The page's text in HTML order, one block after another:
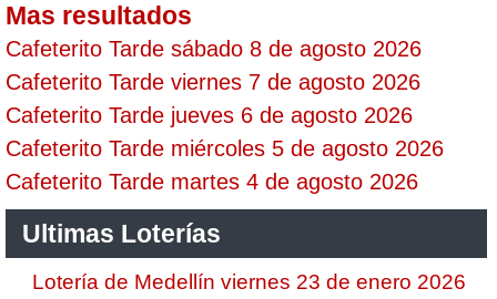
Mas resultados
Cafeterito Tarde sábado 8 de agosto 2026
Cafeterito Tarde viernes 7 de agosto 2026
Cafeterito Tarde jueves 6 de agosto 2026
Cafeterito Tarde miércoles 5 de agosto 2026
Cafeterito Tarde martes 4 de agosto 2026
Ultimas Loterías
Lotería de Medellín viernes 23 de enero 2026